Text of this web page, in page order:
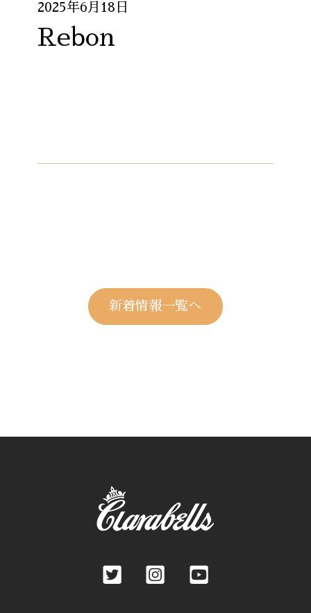
2025年6月18日
Rebon
新着情報一覧へ